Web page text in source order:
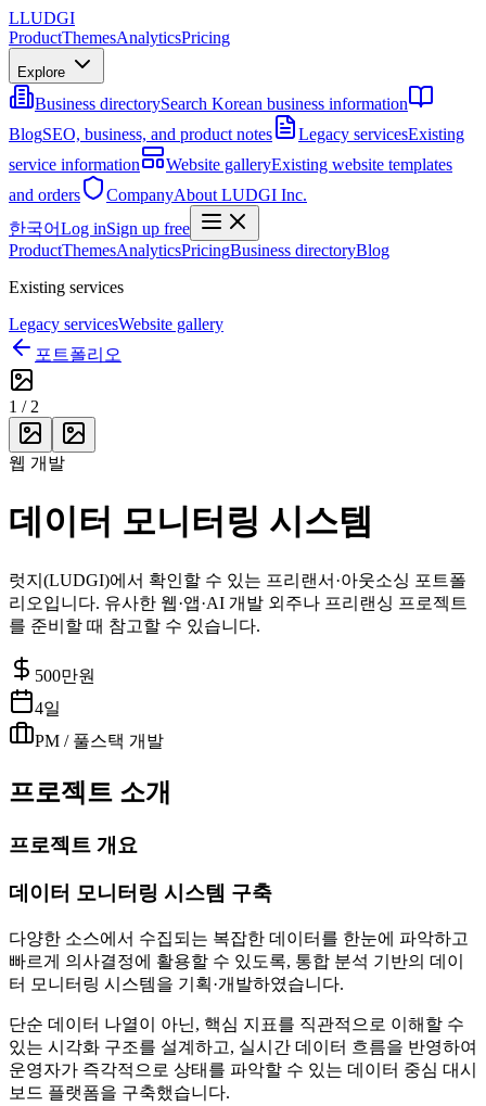
LLUDGI
ProductThemesAnalyticsPricing
Explore
Business directorySearch Korean business information
BlogSEO, business, and product notes Legacy servicesExisting
service information
Website galleryExisting website templates
and orders
CompanyAbout LUDGI Inc.
한국어Log inSign up free
ProductThemesAnalyticsPricingBusiness directoryBlog
Existing services
Legacy servicesWebsite gallery
포트폴리오
1 / 2
웹 개발
데이터 모니터링 시스템
럿지(LUDGI)에서 확인할 수 있는 프리랜서·아웃소싱 포트폴
리오입니다. 유사한 웹·앱·AI 개발 외주나 프리랜싱 프로젝트
를 준비할 때 참고할 수 있습니다.
500만원
4일
PM / 풀스택 개발
프로젝트 소개
프로젝트 개요
데이터 모니터링 시스템 구축
다양한 소스에서 수집되는 복잡한 데이터를 한눈에 파악하고
빠르게 의사결정에 활용할 수 있도록, 통합 분석 기반의 데이
터 모니터링 시스템을 기획·개발하였습니다.
단순 데이터 나열이 아닌, 핵심 지표를 직관적으로 이해할 수
있는 시각화 구조를 설계하고, 실시간 데이터 흐름을 반영하여
운영자가 즉각적으로 상태를 파악할 수 있는 데이터 중심 대시
보드 플랫폼을 구축했습니다.